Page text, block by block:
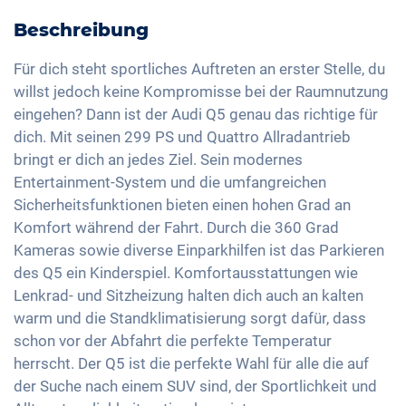
230V-Ladekabel für Haushaltssteckdose
Ladekabel Mode 3 Typ 2
LED-Rückleuchten
Licht- und Regensensor
Aussenspiegel automatisch abblendend
Aussenspiegel elektrisch verstellbar
Innenspiegel automatisch abblendend
20 Zoll Alufelgen
Verkehrszeichenerkennung
Fernlichtassistent
Reifendruckkontrolle
Notbremsassistent
Fussgängererkennung
Freisprechanlage
Soundsystem
USB-Schnittstelle
Apple Car Play
Android Auto
Touchscreen
Wireless Charging
Full Digital Cockpit
Panoramadach
3-Zonen Klimaautomatik
Keyless Entry & Go
Sitzheizung vorne
Sitze Teil-Leder
Sportsitze
Getönte Scheiben
Ambientbeleuchtung
Lenkradheizung
Standklimatisierung
Mittelarmlehne für Vordersitze
360 Grad Kamera
Beschreibung
Für dich steht sportliches Auftreten an erster Stelle, du
willst jedoch keine Kompromisse bei der Raumnutzung
eingehen? Dann ist der Audi Q5 genau das richtige für
dich. Mit seinen 299 PS und Quattro Allradantrieb
bringt er dich an jedes Ziel. Sein modernes
Entertainment-System und die umfangreichen
Sicherheitsfunktionen bieten einen hohen Grad an
Komfort während der Fahrt. Durch die 360 Grad
Kameras sowie diverse Einparkhilfen ist das Parkieren
des Q5 ein Kinderspiel. Komfortausstattungen wie
Lenkrad- und Sitzheizung halten dich auch an kalten
warm und die Standklimatisierung sorgt dafür, dass
schon vor der Abfahrt die perfekte Temperatur
herrscht. Der Q5 ist die perfekte Wahl für alle die auf
der Suche nach einem SUV sind, der Sportlichkeit und